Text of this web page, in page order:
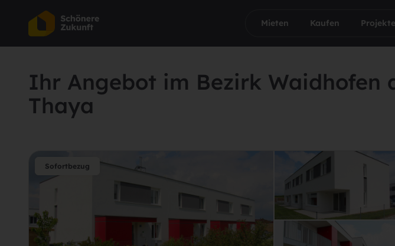
Mieten Kaufen Projekte
Ihr Angebot im Bezirk Waidhofen
Thaya
Sofortbezug